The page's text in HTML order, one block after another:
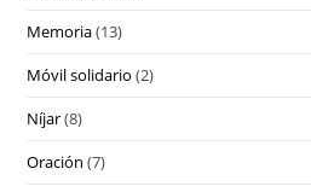
Memoria(13)
Móvil solidario (2)
Níjar(8)
Oración (7)